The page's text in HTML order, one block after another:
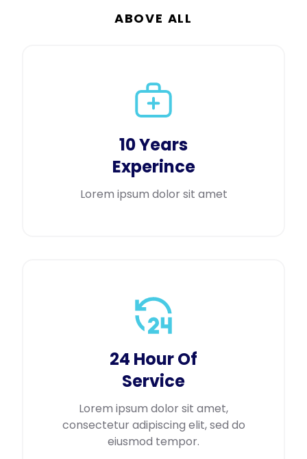
ABOVE ALL
10 Years
Experince
Lorem ipsum dolor sit amet
24 Hour Of
Service
Lorem ipsum dolor sit amet,
consectetur adipiscing elit, sed do
eiusmod tempor.